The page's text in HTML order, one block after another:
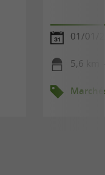
01/01/
5,6 km